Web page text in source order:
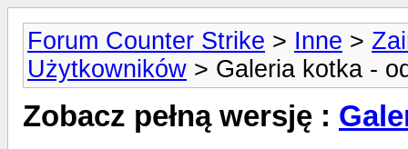
Forum Counter Strike > Inne >
Użytkowników > Galeria kotka -
Zobacz pełną wersję :